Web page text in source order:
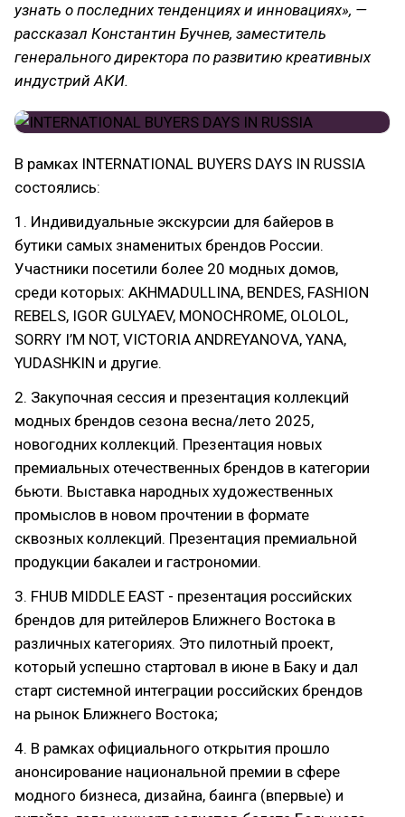
узнать о последних тенденциях и инновациях», —
рассказал Константин Бучнев, заместитель
генерального директора по развитию креативных
индустрий АКИ.
В рамках INTERNATIONAL BUYERS DAYS IN RUSSIA
состоялись:
1. Индивидуальные экскурсии для байеров в
бутики самых знаменитых брендов России.
Участники посетили более 20 модных домов,
среди которых: AKHMADULLINA, BENDES, FASHION
REBELS, IGOR GULYAEV, MONOCHROME, OLOLOL,
SORRY I’M NOT, VICTORIA ANDREYANOVA, YANA,
YUDASHKIN и другие.
2. Закупочная сессия и презентация коллекций
модных брендов сезона весна/лето 2025,
новогодних коллекций. Презентация новых
премиальных отечественных брендов в категории
бьюти. Выставка народных художественных
промыслов в новом прочтении в формате
сквозных коллекций. Презентация премиальной
продукции бакалеи и гастрономии.
3. FHUB MIDDLE EAST - презентация российских
брендов для ритейлеров Ближнего Востока в
различных категориях. Это пилотный проект,
который успешно стартовал в июне в Баку и дал
старт системной интеграции российских брендов
на рынок Ближнего Востока;
4. В рамках официального открытия прошло
анонсирование национальной премии в сфере
модного бизнеса, дизайна, баинга (впервые) и